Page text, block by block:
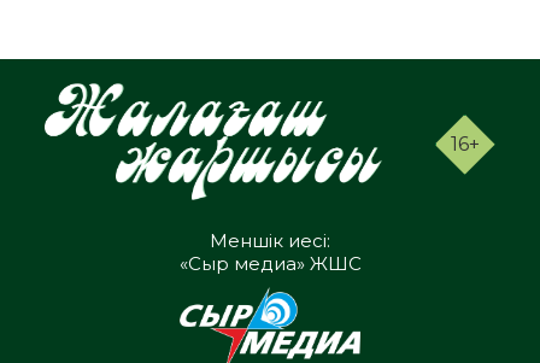
16+
Меншік иесі:
«Сыр медиа» ЖШС